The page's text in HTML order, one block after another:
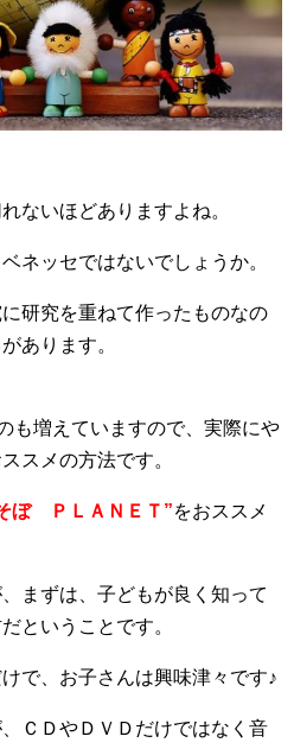
ないほどありますよね。
ネッセではないでしょうか。
研究を重ねて作ったものなの
あります。
も増えていますので、実際にや
スメの方法です。
ぼ ＰＬＡＮＥＴ”をおススメ
まずは、子どもが良く知って
ということです。
で、お子さんは興味津々です♪
ＣＤやＤＶＤだけではなく音